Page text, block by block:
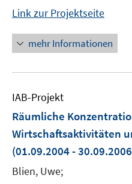
Link zur Projektseite
mehr Informationen
IAB-Projekt
Räumliche
Wirtschaftsaktivitäten
(01.09.2004 -
Blien, Uwe;